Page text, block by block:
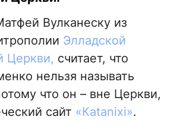
Вулканеску из
Элладской
Церкви, считает, что
нельзя называть
что он – вне Церкви,
сайт «Кatanixi».